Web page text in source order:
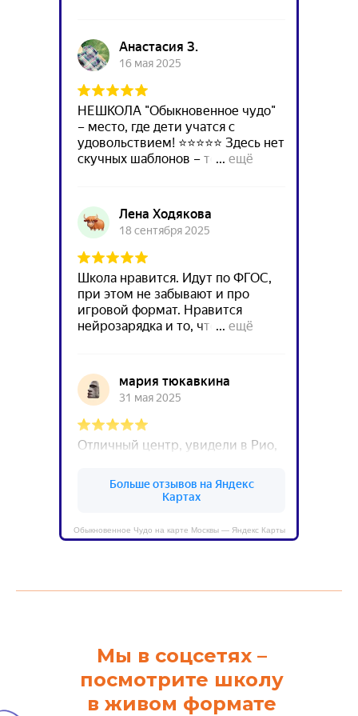
Обыкновенное Чудо на карте Москвы — Яндекс Карты
Мы в соцсетях –
посмотрите школу
в живом формате
в соцсетях –
школу в живом
Публикуем фото и видео с занятий, мероприятий
и прогулок. Подписывайтесь, чтобы увидеть,
Публикуем фото и видео с занятий, мероприятий и
чтобы увидеть, как дети учатся